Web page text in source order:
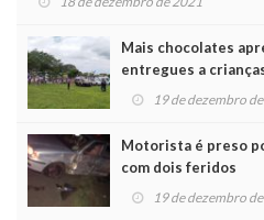
Mais chocolates
entregues a
19 de dezembro
Motorista é preso
com dois feridos
19 de dezembro